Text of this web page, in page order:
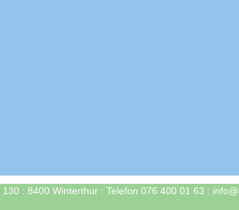
: 8400 Winterthur : Telefon 076 400 01 63 :